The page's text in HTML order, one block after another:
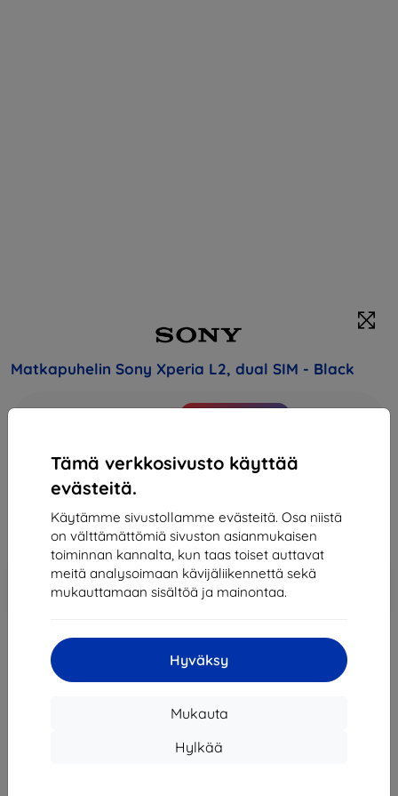
Tämä verkkosivusto käyttää
evästeitä.
Käytämme sivustollamme evästeitä. Osa niistä
on välttämättömiä sivuston asianmukaisen
toiminnan kannalta, kun taas toiset auttavat
meitä analysoimaan kävijäliikennettä sekä
mukauttamaan sisältöä ja mainontaa.
Hyväksy
Mukauta
Hylkää
Matkapuhelin Sony Xperia L2, dual SIM - Black
240,89 €
216,80 €
Hinta ilman ALV:tä174,84 €
-10%
Alennus kupongilla
EXTRA10
Lisää
ostoskoriin
Loppuunmyyty